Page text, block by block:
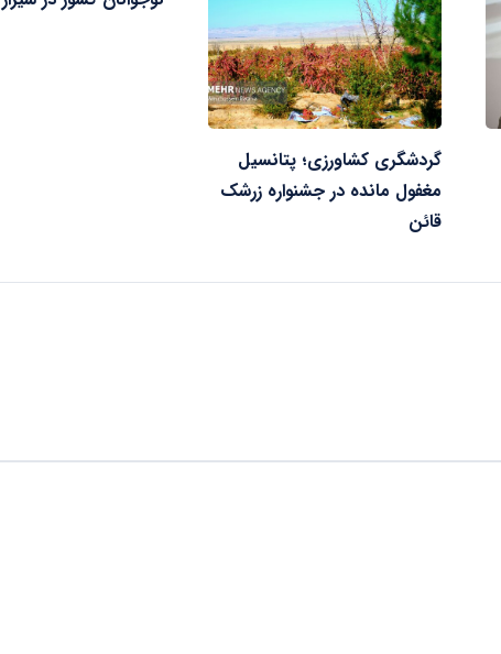
گردشگری کشاورزی؛ پتانسیل
مغفول مانده در جشنواره زرشک
قائن